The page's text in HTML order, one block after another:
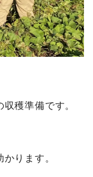
穫準備です。
ります。